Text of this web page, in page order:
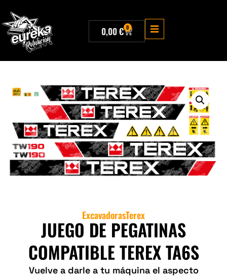
0,00€ 0
ExcavadorasTerex
JUEGO DE PEGATINAS
COMPATIBLE TEREX TA6S
Vuelve a darle a tu máquina el aspecto